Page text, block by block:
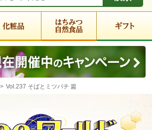
Vol.237 そばとミツバチ 篇